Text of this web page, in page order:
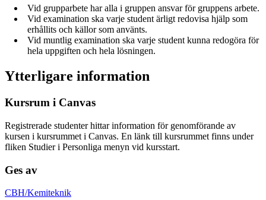
Vid grupparbete har alla i gruppen ansvar för gruppens arbete.
Vid examination ska varje student ärligt redovisa hjälp som
erhållits och källor som använts.
Vid muntlig examination ska varje student kunna redogöra för
hela uppgiften och hela lösningen.
Ytterligare information
Kursrum i Canvas
Registrerade studenter hittar information för genomförande av
kursen i kursrummet i Canvas. En länk till kursrummet finns under
fliken Studier i Personliga menyn vid kursstart.
Ges av
CBH/Kemiteknik